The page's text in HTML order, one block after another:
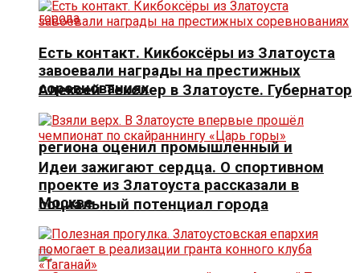
Алексей Текслер в Златоусте. Губернатор
региона оценил промышленный и
социальный потенциал города
Есть контакт. Кикбоксёры из Златоуста
завоевали награды на престижных
соревнованиях
Идеи зажигают сердца. О спортивном
проекте из Златоуста рассказали в
Москве